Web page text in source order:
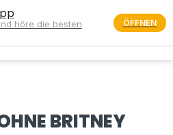
menu
BRITNEY
höre die besten
ÖFFNEN